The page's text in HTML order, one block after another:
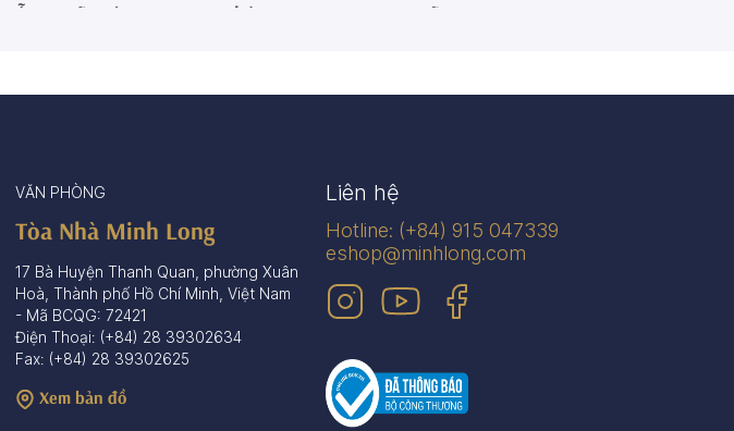
Muỗng - Đũa sứ Chén Dĩa
VĂN PHÒNG
Tòa Nhà Minh Long
17 Bà Huyện Thanh Quan, phường Xuân
Hoà, Thành phố Hồ Chí Minh, Việt Nam
- Mã BCQG: 72421
Điện Thoại: (+84) 28 39302634
Fax: (+84) 28 39302625
Xem bản đồ
Liên hệ
Hotline: (+84) 915 047339
eshop@minhlong.com